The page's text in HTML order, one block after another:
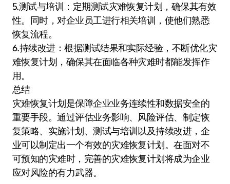
5.测试与培训：定期测试灾难恢复计划，确保其有效
性。同时，对企业员工进行相关培训，使他们熟悉
恢复流程。
6.持续改进：根据测试结果和实际经验，不断优化灾
难恢复计划，确保其在面临各种灾难时都能发挥作
用。
总结
灾难恢复计划是保障企业业务连续性和数据安全的
重要手段。通过评估业务影响、风险评估、制定恢
复策略、实施计划、测试与培训以及持续改进，企
业可以制定出一个有效的灾难恢复计划。在面对不
可预知的灾难时，完善的灾难恢复计划将成为企业
应对风险的有力武器。